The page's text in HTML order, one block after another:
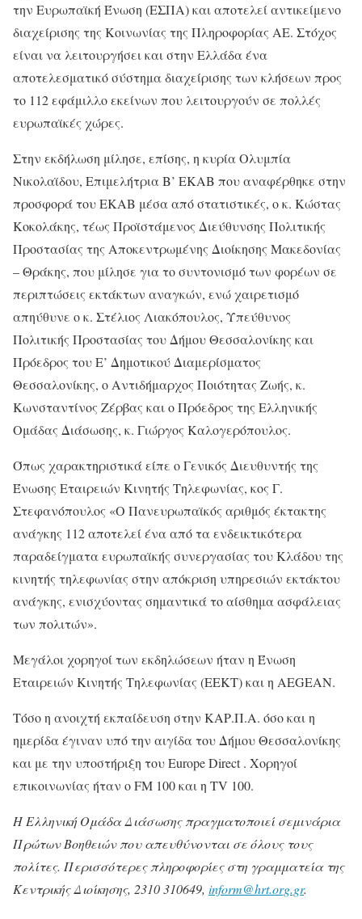
την Ευρωπαϊκή Ένωση (ΕΣΠΑ) και αποτελεί αντικείμενο
διαχείρισης της Κοινωνίας της Πληροφορίας ΑΕ. Στόχος
είναι να λειτουργήσει και στην Ελλάδα ένα
αποτελεσματικό σύστημα διαχείρισης των κλήσεων προς
το 112 εφάμιλλο εκείνων που λειτουργούν σε πολλές
ευρωπαϊκές χώρες.
Στην εκδήλωση μίλησε, επίσης, η κυρία Ολυμπία
Νικολαϊδου, Επιμελήτρια Β’ ΕΚΑΒ που αναφέρθηκε στην
προσφορά του ΕΚΑΒ μέσα από στατιστικές, ο κ. Κώστας
Κοκολάκης, τέως Προϊστάμενος Διεύθυνσης Πολιτικής
Προστασίας της Αποκεντρωμένης Διοίκησης Μακεδονίας
– Θράκης, που μίλησε για το συντονισμό των φορέων σε
περιπτώσεις εκτάκτων αναγκών, ενώ χαιρετισμό
απηύθυνε ο κ. Στέλιος Λιακόπουλος, Υπεύθυνος
Πολιτικής Προστασίας του Δήμου Θεσσαλονίκης και
Πρόεδρος του Ε’ Δημοτικού Διαμερίσματος
Θεσσαλονίκης, ο Αντιδήμαρχος Ποιότητας Ζωής, κ.
Κωνσταντίνος Ζέρβας και ο Πρόεδρος της Ελληνικής
Ομάδας Διάσωσης, κ. Γιώργος Καλογερόπουλος.
Όπως χαρακτηριστικά είπε ο Γενικός Διευθυντής της
Ένωσης Εταιρειών Κινητής Τηλεφωνίας, κος Γ.
Στεφανόπουλος «Ο Πανευρωπαϊκός αριθμός έκτακτης
ανάγκης 112 αποτελεί ένα από τα ενδεικτικότερα
παραδείγματα ευρωπαϊκής συνεργασίας του Κλάδου της
κινητής τηλεφωνίας στην απόκριση υπηρεσιών εκτάκτου
ανάγκης, ενισχύοντας σημαντικά το αίσθημα ασφάλειας
των πολιτών».
Μεγάλοι χορηγοί των εκδηλώσεων ήταν η Ένωση
Εταιρειών Κινητής Τηλεφωνίας (ΕΕΚΤ) και η AEGEAN.
Τόσο η ανοιχτή εκπαίδευση στην ΚΑΡ.Π.Α. όσο και η
ημερίδα έγιναν υπό την αιγίδα του Δήμου Θεσσαλονίκης
και με την υποστήριξη του Europe Direct . Χορηγοί
επικοινωνίας ήταν ο FM 100 και η TV 100.
Η Ελληνική Ομάδα Διάσωσης πραγματοποιεί σεμινάρια
Πρώτων Βοηθειών που απευθύνονται σε όλους τους
πολίτες. Περισσότερες πληροφορίες στη γραμματεία της
Κεντρικής Διοίκησης, 2310 310649, inform@hrt.org.gr.